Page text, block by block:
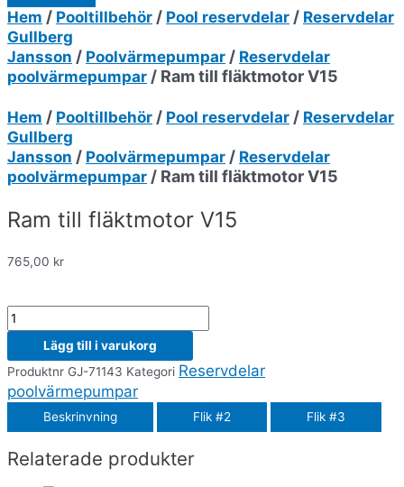
Hem / Pooltillbehör / Pool reservdelar / Reservdelar
Gullberg
Jansson / Poolvärmepumpar / Reservdelar
poolvärmepumpar / Ram till fläktmotor V15
Hem / Pooltillbehör / Pool reservdelar / Reservdelar
Gullberg
Jansson / Poolvärmepumpar / Reservdelar
poolvärmepumpar / Ram till fläktmotor V15
Ram till fläktmotor V15
765,00 kr
Lägg till i varukorg
Produktnr GJ-71143 Kategori Reservdelar
poolvärmepumpar
Beskrinvning Flik #2 Flik #3
Relaterade produkter